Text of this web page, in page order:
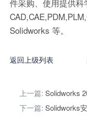
件采购、使用提供
Solidworks 等。
返回上级列表
上一篇:
下一篇: Solidworks